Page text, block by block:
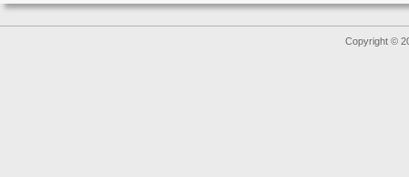
Copyright ©